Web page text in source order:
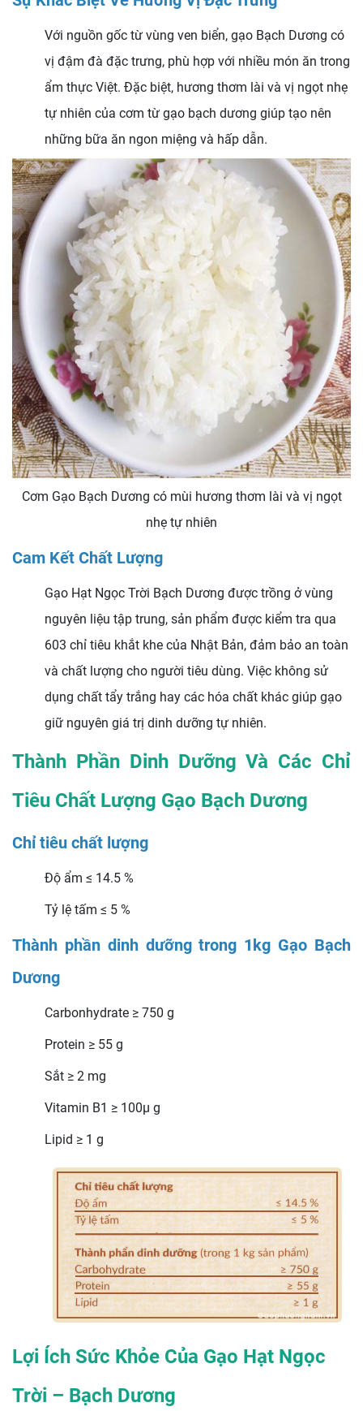
Với nguồn gốc từ vùng ven biển, gạo Bạch Dương có
vị đậm đà đặc trưng, phù hợp với nhiều món ăn trong
ẩm thực Việt. Đặc biệt, hương thơm lài và vị ngọt nhẹ
tự nhiên của cơm từ gạo bạch dương giúp tạo nên
những bữa ăn ngon miệng và hấp dẫn.
Cơm Gạo Bạch Dương có mùi hương thơm lài và vị ngọt
nhẹ tự nhiên
Cam Kết Chất Lượng
Gạo Hạt Ngọc Trời Bạch Dương được trồng ở vùng
nguyên liệu tập trung, sản phẩm được kiểm tra qua
603 chỉ tiêu khắt khe của Nhật Bản, đảm bảo an toàn
và chất lượng cho người tiêu dùng. Việc không sử
dụng chất tẩy trắng hay các hóa chất khác giúp gạo
giữ nguyên giá trị dinh dưỡng tự nhiên.
Thành Phần Dinh Dưỡng Và Các Chỉ
Tiêu Chất Lượng Gạo Bạch Dương
Chỉ tiêu chất lượng
Độ ẩm ≤ 14.5 %
Tỷ lệ tấm ≤ 5 %
Thành phần dinh dưỡng trong 1kg Gạo Bạch
Dương
Carbonhydrate ≥ 750 g
Protein ≥ 55 g
Sắt ≥ 2 mg
Vitamin B1 ≥ 100µ g
Lipid ≥ 1 g
Lợi Ích Sức Khỏe Của Gạo Hạt Ngọc
Trời – Bạch Dương